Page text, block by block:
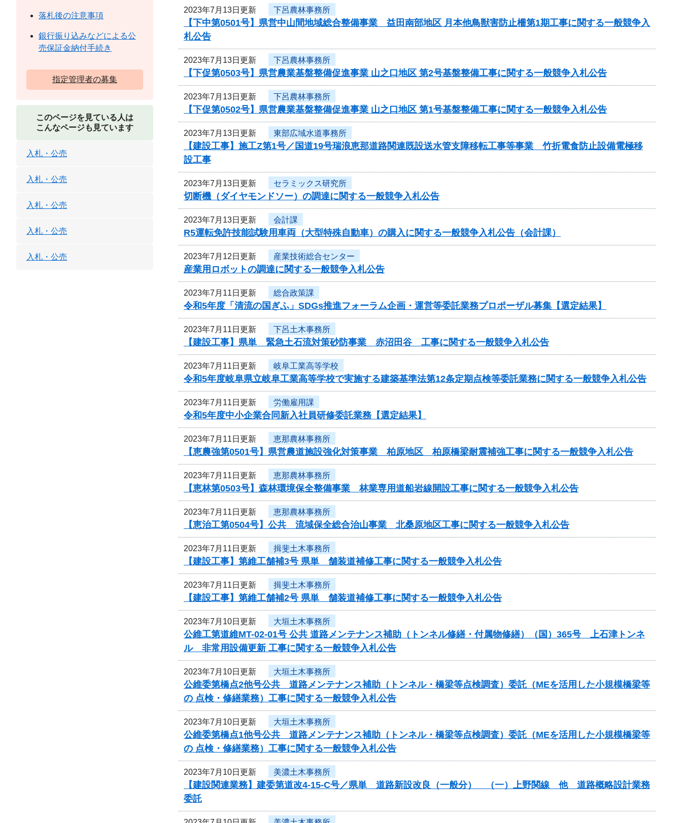
2023年7月13日更新 下呂農林事務所
【下中第0501号】県営中山間地域総合整備事業 益田南部地区 月本他鳥獣害防止柵第1期工事に関する一般競争入
札公告
2023年7月13日更新 下呂農林事務所
【下促第0503号】県営農業基盤整備促進事業 山之口地区 第2号基盤整備工事に関する一般競争入札公告
2023年7月13日更新 下呂農林事務所
【下促第0502号】県営農業基盤整備促進事業 山之口地区 第1号基盤整備工事に関する一般競争入札公告
2023年7月13日更新 東部広域水道事務所
【建設工事】施工Z第1号／国道19号瑞浪恵那道路関連既設送水管支障移転工事等事業 竹折電食防止設備電極移
設工事
2023年7月13日更新 セラミックス研究所
切断機（ダイヤモンドソー）の調達に関する一般競争入札公告
2023年7月13日更新 会計課
R5運転免許技能試験用車両（大型特殊自動車）の購入に関する一般競争入札公告（会計課）
2023年7月12日更新 産業技術総合センター
産業用ロボットの調達に関する一般競争入札公告
2023年7月11日更新 総合政策課
令和5年度「清流の国ぎふ」SDGs推進フォーラム企画・運営等委託業務プロポーザル募集【選定結果】
2023年7月11日更新 下呂土木事務所
【建設工事】県単 緊急土石流対策砂防事業 赤沼田谷 工事に関する一般競争入札公告
2023年7月11日更新 岐阜工業高等学校
令和5年度岐阜県立岐阜工業高等学校で実施する建築基準法第12条定期点検等委託業務に関する一般競争入札公告
2023年7月11日更新 労働雇用課
令和5年度中小企業合同新入社員研修委託業務【選定結果】
2023年7月11日更新 恵那農林事務所
【恵農強第0501号】県営農道施設強化対策事業 柏原地区 柏原橋梁耐震補強工事に関する一般競争入札公告
2023年7月11日更新 恵那農林事務所
【恵林第0503号】森林環境保全整備事業 林業専用道船岩線開設工事に関する一般競争入札公告
2023年7月11日更新 恵那農林事務所
【恵治工第0504号】公共 流域保全総合治山事業 北桑原地区工事に関する一般競争入札公告
2023年7月11日更新 揖斐土木事務所
【建設工事】第維工舗補3号 県単 舗装道補修工事に関する一般競争入札公告
2023年7月11日更新 揖斐土木事務所
【建設工事】第維工舗補2号 県単 舗装道補修工事に関する一般競争入札公告
2023年7月10日更新 大垣土木事務所
公維工第道維MT-02-01号 公共 道路メンテナンス補助（トンネル修繕・付属物修繕）（国）365号 上石津トンネ
ル 非常用設備更新 工事に関する一般競争入札公告
2023年7月10日更新 大垣土木事務所
公維委第橋点2他号公共 道路メンテナンス補助（トンネル・橋梁等点検調査）委託（MEを活用した小規模橋梁等
の 点検・修繕業務）工事に関する一般競争入札公告
2023年7月10日更新 大垣土木事務所
公維委第橋点1他号公共 道路メンテナンス補助（トンネル・橋梁等点検調査）委託（MEを活用した小規模橋梁等
の 点検・修繕業務）工事に関する一般競争入札公告
2023年7月10日更新 美濃土木事務所
【建設関連業務】建委第道改4-15-C号／県単 道路新設改良（一般分） （一）上野関線 他 道路概略設計業務
委託
落札後の注意事項
銀行振り込みなどによる公
売保証金納付手続き
指定管理者の募集
このページを見ている人は
こんなページも見ています
入札・公売
入札・公売
入札・公売
入札・公売
入札・公売